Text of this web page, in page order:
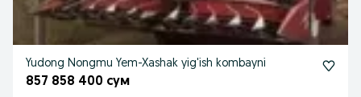
Yudong Nongmu Yem-Xashak yig'ish kombayni
857 858 400 сум